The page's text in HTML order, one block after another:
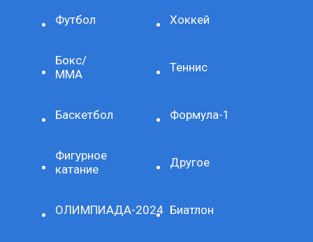
Футбол Хоккей
Бокс/
ММА
Теннис
Баскетбол Формула-1
Фигурное
катание
Другое
ОЛИМПИАДА-2024 Биатлон